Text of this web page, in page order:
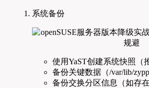
系统备份
使用YaST创建系统快照（
备份关键数据（/var/lib/
备份交换分区信息（如存在